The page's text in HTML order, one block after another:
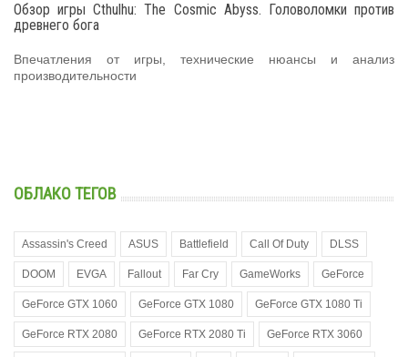
Обзор игры Cthulhu: The Cosmic Abyss. Головоломки против
древнего бога
Впечатления от игры, технические нюансы и анализ
производительности
ОБЛАКО ТЕГОВ
Assassin's Creed ASUS Battlefield Call Of Duty DLSS
DOOM EVGA Fallout Far Cry GameWorks GeForce
GeForce GTX 1060 GeForce GTX 1080 GeForce GTX 1080 Ti
GeForce RTX 2080 GeForce RTX 2080 Ti GeForce RTX 3060